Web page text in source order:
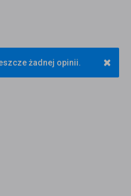
×
żadnej opinii.